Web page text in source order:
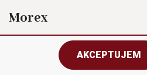
Morex
Sledujte nás
AKCEPTUJEM